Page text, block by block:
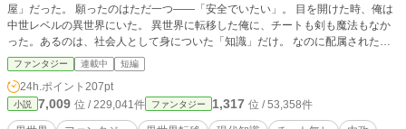
屋」だった。 願ったのはただ一つ——「安全でいたい」。 目を開けた時、俺は
中世レベルの異世界にいた。 異世界に転移した俺に、チートも剣も魔法もなか
った。あるのは、社会人として身についた「知識」だけ。 なのに配属されたの
は、帝国軍参謀本部。任務は、“現代知識”を使い、国家を強くすること。 それで
もやるしかない。なぜなら、この世界、生活レベルが低すぎる。 鼠が出る家、
藁のベッド、泥水みたいなスープ。 全ては、俺の「安全で快適な生活」の為
に、国家を巻き込んでやる。
ファンタジー 連載中 短編
24h.ポイント 207pt
小説 7,009 位 / 229,041件 ファンタジー 1,317 位 / 53,358件